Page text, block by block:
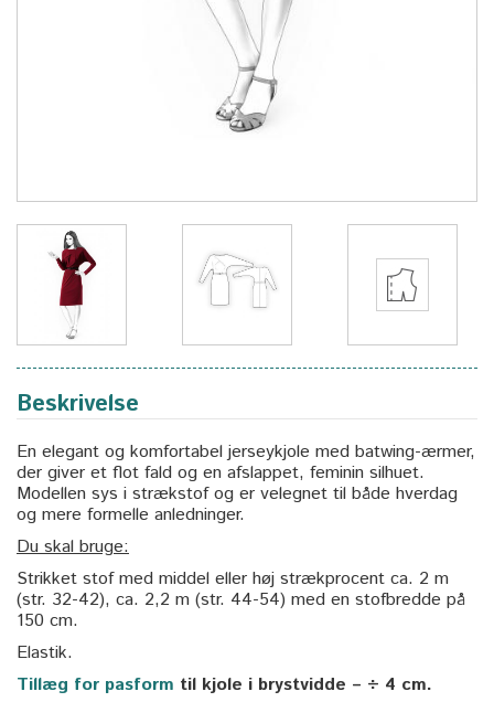
Beskrivelse
En elegant og komfortabel jerseykjole med batwing-ærmer,
der giver et flot fald og en afslappet, feminin silhuet.
Modellen sys i strækstof og er velegnet til både hverdag
og mere formelle anledninger.
Du skal bruge:
Strikket stof med middel eller høj strækprocent ca. 2 m
(str. 32-42), ca. 2,2 m (str. 44-54) med en stofbredde på
150 cm.
Elastik.
Tillæg for pasform til kjole i brystvidde – ÷ 4 cm.